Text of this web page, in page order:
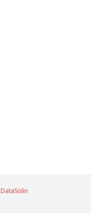
DataSolin